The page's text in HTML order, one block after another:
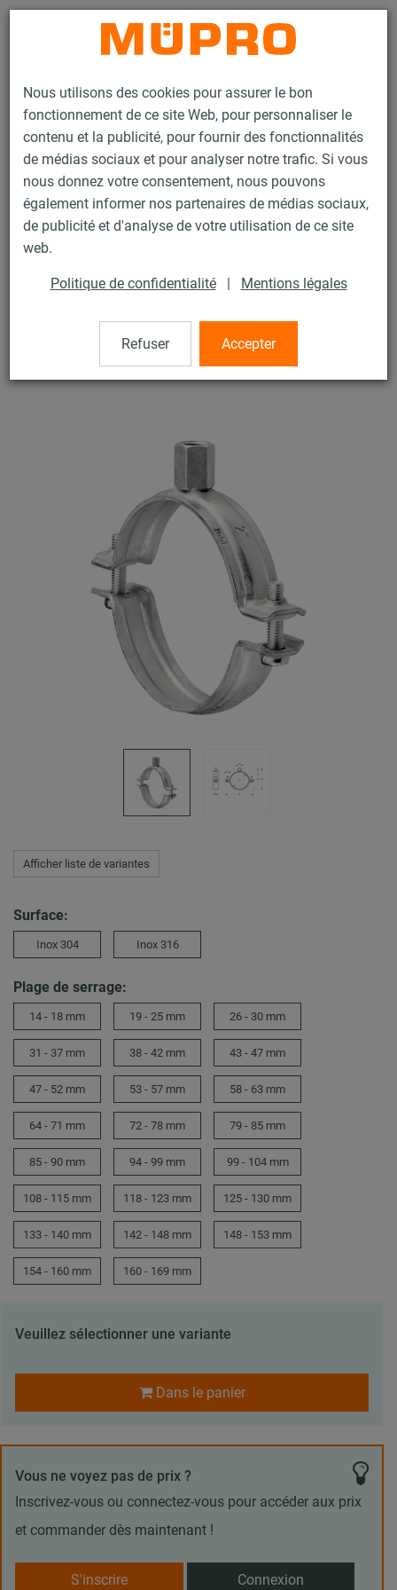
Nous utilisons des cookies pour assurer le bon
fonctionnement de ce site Web, pour personnaliser le
contenu et la publicité, pour fournir des fonctionnalités
de médias sociaux et pour analyser notre trafic. Si vous
nous donnez votre consentement, nous pouvons
également informer nos partenaires de médias sociaux,
de publicité et d'analyse de votre utilisation de ce site
web.
Politique de confidentialité | Mentions légales
Refuser Accepter
Contact
Produits Protection incendie
Fixations testées au feu
Produits en inox avec essai au feu
Collier à vis
Collier à vis
sans garniture, inox
Afficher liste de variantes
Surface:
Inox 304 Inox 316
Plage de serrage:
14 - 18 mm 19 - 25 mm 26 - 30 mm
31 - 37 mm 38 - 42 mm 43 - 47 mm
47 - 52 mm 53 - 57 mm 58 - 63 mm
64 - 71 mm 72 - 78 mm 79 - 85 mm
85 - 90 mm 94 - 99 mm 99 - 104 mm
108 - 115 mm 118 - 123 mm 125 - 130 mm
133 - 140 mm 142 - 148 mm 148 - 153 mm
154 - 160 mm 160 - 169 mm
Veuillez sélectionner une variante
Dans le panier
Vous ne voyez pas de prix ?
Inscrivez-vous ou connectez-vous pour accéder aux prix
et commander dès maintenant !
S'inscrire Connexion